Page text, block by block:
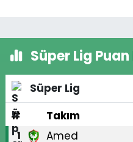
Süper Lig
Süper Lig
#
Takım
1 Amed